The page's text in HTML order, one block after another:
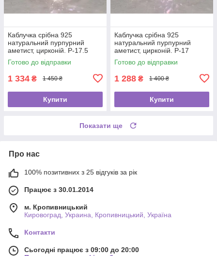
Каблучка срібна 925
натуральний пурпурний
аметист, цирконій. Р-17.5
Готово до відправки
1 334 ₴ 1 450 ₴
Купити
Каблучка срібна 925
натуральний пурпурний
аметист, цирконій. Р-17
Готово до відправки
1 288 ₴ 1 400 ₴
Купити
Показати ще
Про нас
100% позитивних з 25 відгуків за рік
Працює з 30.01.2014
м. Кропивницький
Кировоград, Украина, Кропивницький, Україна
Контакти
Сьогодні працює з 09:00 до 20:00